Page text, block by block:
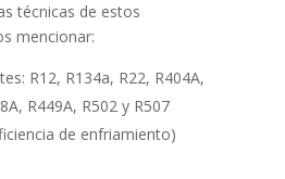
técnicas de estos
mencionar:
R12, R134a, R22, R404A,
R449A, R502 y R507
de enfriamiento)